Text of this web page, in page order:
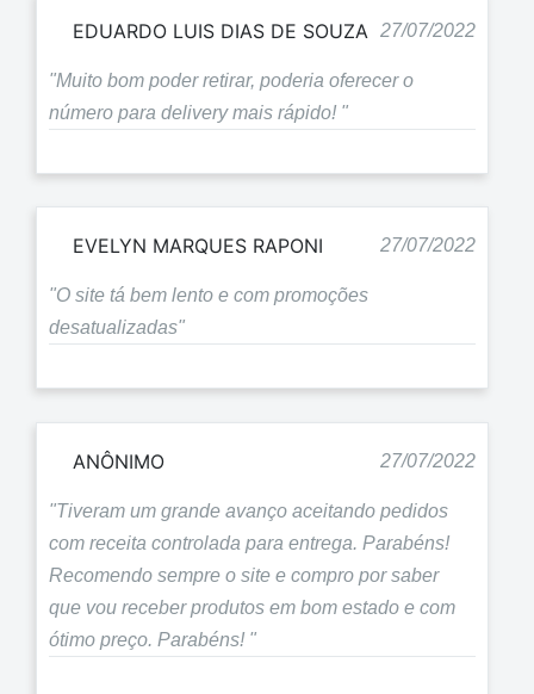
EDUARDO LUIS DIAS DE SOUZA 27/07/2022
"Muito bom poder retirar, poderia oferecer o
número para delivery mais rápido! "
EVELYN MARQUES RAPONI 27/07/2022
"O site tá bem lento e com promoções
desatualizadas"
ANÔNIMO 27/07/2022
"Tiveram um grande avanço aceitando pedidos
com receita controlada para entrega. Parabéns!
Recomendo sempre o site e compro por saber
que vou receber produtos em bom estado e com
ótimo preço. Parabéns! "